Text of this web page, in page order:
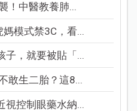
！中醫教養肺...
模式禁3C，看...
子，就要被貼「...
敢生二胎？這8...
視控制眼藥水納...